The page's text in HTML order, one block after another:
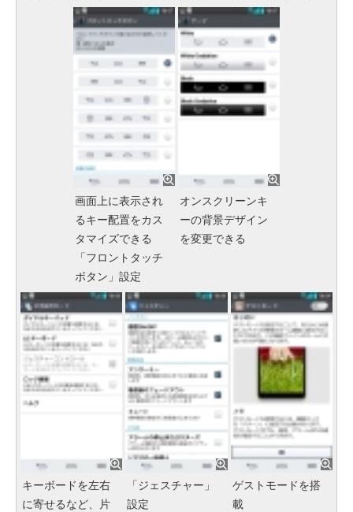
画面上に表示され
るキー配置をカス
タマイズできる
「フロントタッチ
ボタン」設定
オンスクリーンキ
ーの背景デザイン
を変更できる
キーボードを左右
に寄せるなど、片
「ジェスチャー」
設定
ゲストモードを搭
載